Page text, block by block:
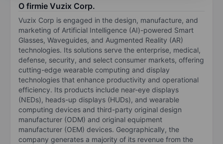
O firmie Vuzix Corp.
Vuzix Corp is engaged in the design, manufacture, and
marketing of Artificial Intelligence (AI)-powered Smart
Glasses, Waveguides, and Augmented Reality (AR)
technologies. Its solutions serve the enterprise, medical,
defense, security, and select consumer markets, offering
cutting-edge wearable computing and display
technologies that enhance productivity and operational
efficiency. Its products include near-eye displays
(NEDs), heads-up displays (HUDs), and wearable
computing devices and third-party original design
manufacturer (ODM) and original equipment
manufacturer (OEM) devices. Geographically, the
company generates a majority of its revenue from the